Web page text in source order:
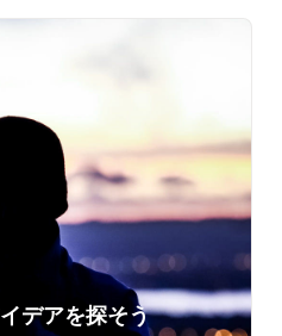
デアを探そう